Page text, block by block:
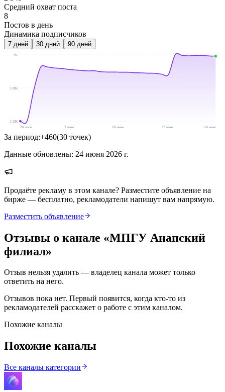
Средний охват поста
8
Постов в день
Динамика подписчиков
7 дней 30 дней 90 дней
2K
1.8K
1.5K
26 май
2 июн 10 июн 17 июн 24 июн
За период:+460(30 точек)
Данные обновлены: 24 июня 2026 г.
Продаёте рекламу в этом канале? Разместите объявление на
бирже — бесплатно, рекламодатели напишут вам напрямую.
Разместить объявление
Отзывы о канале «МПГУ Анапский
филиал»
Отзыв нельзя удалить — владелец канала может только
ответить на него.
Отзывов пока нет. Первый появится, когда кто-то из
рекламодателей расскажет о работе с этим каналом.
Похожие каналы
Похожие каналы
Все каналы категории